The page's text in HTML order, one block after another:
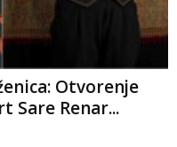
Otvorenje
Sare Renar...